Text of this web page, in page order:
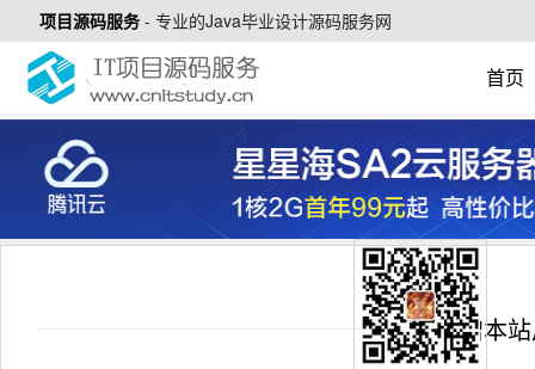
项目源码服务 - 专业的Java毕业设计源码服务网
首页
捐赠本